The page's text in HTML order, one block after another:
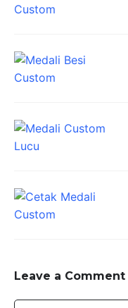
Leave a Comment